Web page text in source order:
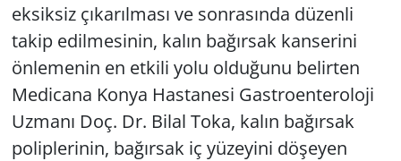
eksiksiz çıkarılması ve sonrasında düzenli
takip edilmesinin, kalın bağırsak kanserini
önlemenin en etkili yolu olduğunu belirten
Medicana Konya Hastanesi Gastroenteroloji
Uzmanı Doç. Dr. Bilal Toka, kalın bağırsak
poliplerinin, bağırsak iç yüzeyini döşeyen